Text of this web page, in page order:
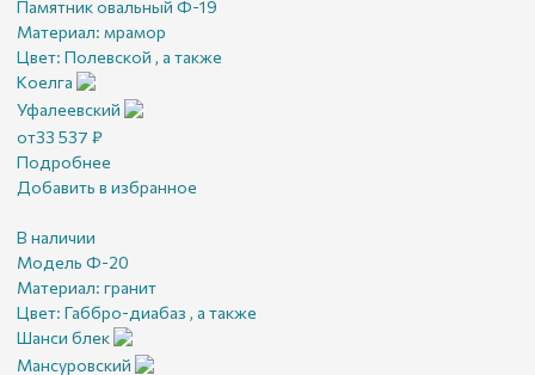
Памятник овальный Ф-19
Материал: мрамор
Цвет: Полевской , а также
Коелга
Уфалеевский
от33 537 ₽
Подробнее
Добавить в избранное
В наличии
Модель Ф-20
Материал: гранит
Цвет: Габбро-диабаз , а также
Шанси блек
Мансуровский